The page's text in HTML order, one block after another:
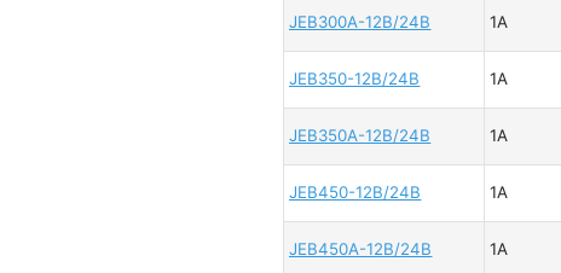
JEB300A-12B/24B 1A
JEB350-12B/24B 1A
JEB350A-12B/24B 1A
JEB450-12B/24B 1A
JEB450A-12B/24B 1A